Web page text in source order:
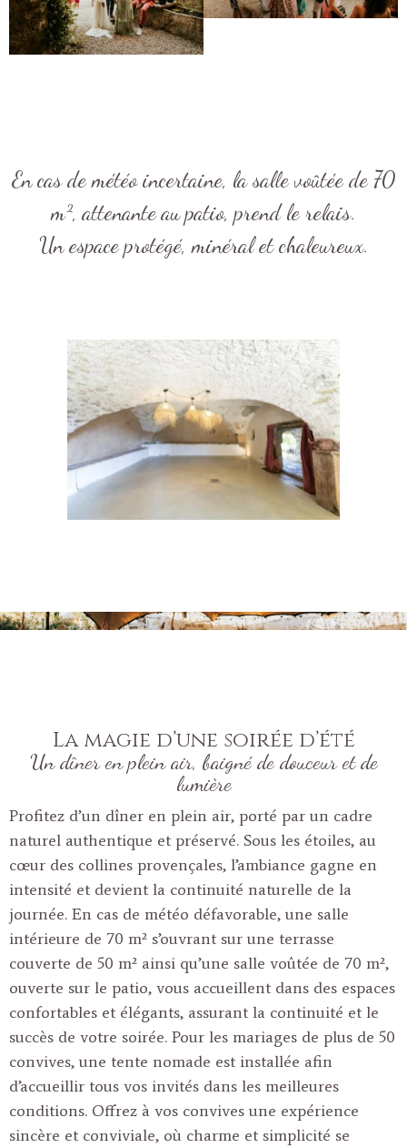
En cas de météo incertaine, la salle voûtée de 70
m², attenante au patio, prend le relais.
Un espace protégé, minéral et chaleureux.
La magie d’une soirée d’été
Un dîner en plein air, baigné de douceur et de
lumière
Profitez d’un dîner en plein air, porté par un cadre
naturel authentique et préservé. Sous les étoiles, au
cœur des collines provençales, l’ambiance gagne en
intensité et devient la continuité naturelle de la
journée. En cas de météo défavorable, une salle
intérieure de 70 m² s’ouvrant sur une terrasse
couverte de 50 m² ainsi qu’une salle voûtée de 70 m²,
ouverte sur le patio, vous accueillent dans des espaces
confortables et élégants, assurant la continuité et le
succès de votre soirée. Pour les mariages de plus de 50
convives, une tente nomade est installée afin
d’accueillir tous vos invités dans les meilleures
conditions. Offrez à vos convives une expérience
sincère et conviviale, où charme et simplicité se